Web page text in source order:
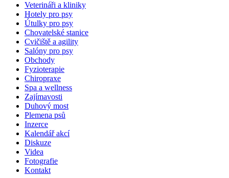
Veterináři a kliniky
Hotely pro psy
Útulky pro psy
Chovatelské stanice
Cvičiště a agility
Salóny pro psy
Obchody
Fyzioterapie
Chiropraxe
Spa a wellness
Zajímavosti
Duhový most
Plemena psů
Inzerce
Kalendář akcí
Diskuze
Videa
Fotografie
Kontakt